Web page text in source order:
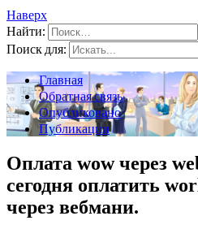
Наверх
Найти:
Поиск для:
Главная
Обратная связь
Опубликовано
Публикации
Оплата wow через
сегодня оплатить
через вебмани.